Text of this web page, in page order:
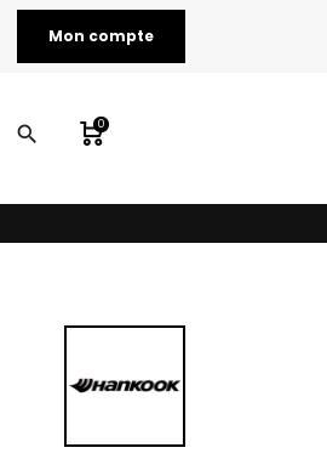
Mon compte
search 0